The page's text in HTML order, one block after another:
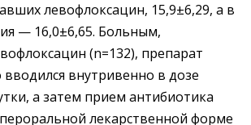
левофлоксацин, 15,9±6,29, а в
— 16,0±6,65. Больным,
(n=132), препарат
внутривенно в дозе
а затем прием антибиотика
лекарственной форме